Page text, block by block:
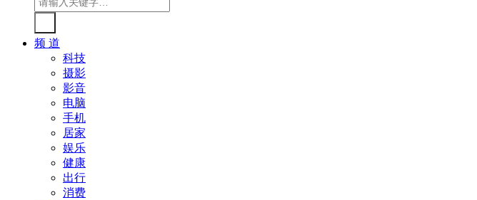
频 道
科技
摄影
影音
电脑
手机
居家
娱乐
健康
出行
消费